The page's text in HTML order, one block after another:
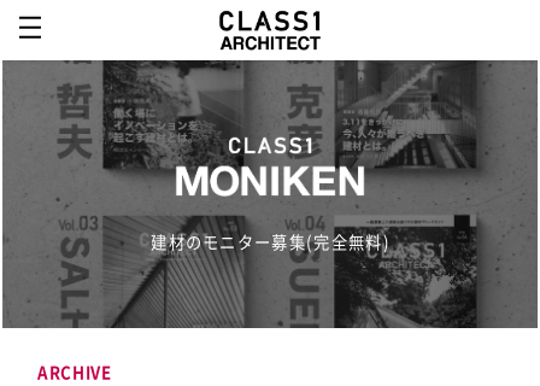
建材のモニター募集(完全無料)
ARCHIVE